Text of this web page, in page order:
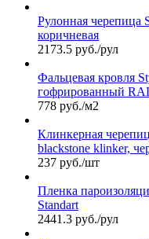
Рулонная черепица
коричневая
2173.5 руб./рул
Фальцевая кровля
гофрированный
778 руб./м2
Клинкерная
blackstone klinker,
237 руб./шт
Пленка
Standart
2441.3 руб./рул